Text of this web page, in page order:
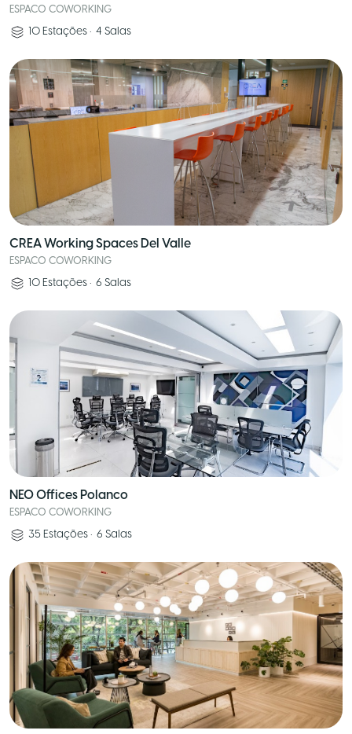
ESPACO COWORKING
10 Estações • 4 Salas
CREA Working Spaces Del Valle
ESPACO COWORKING
10 Estações • 6 Salas
NEO Offices Polanco
ESPACO COWORKING
35 Estações • 6 Salas